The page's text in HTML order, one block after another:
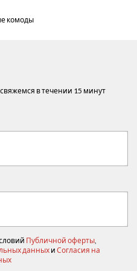
комоды
в течении 15 минут
Публичной оферты,
данных и Согласия на